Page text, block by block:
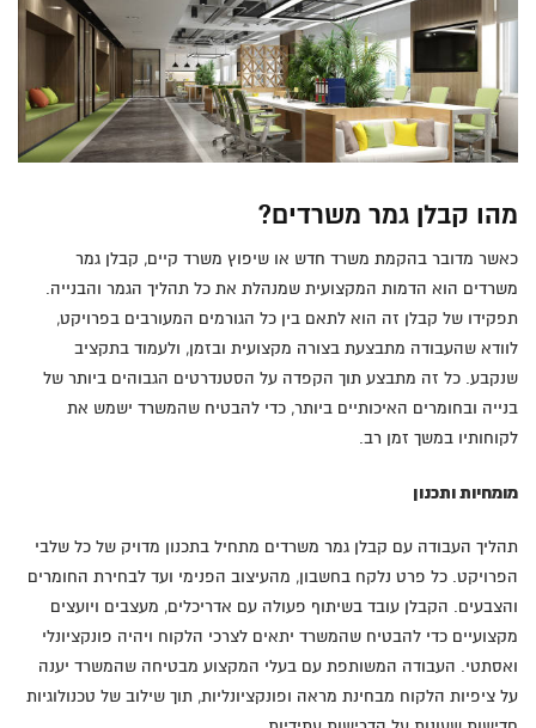
מהו קבלן גמר משרדים?
כאשר מדובר בהקמת משרד חדש או שיפוץ משרד קיים, קבלן גמר
משרדים הוא הדמות המקצועית שמנהלת את כל תהליך הגמר והבנייה.
תפקידו של קבלן זה הוא לתאם בין כל הגורמים המעורבים בפרויקט,
לוודא שהעבודה מתבצעת בצורה מקצועית ובזמן, ולעמוד בתקציב
שנקבע. כל זה מתבצע תוך הקפדה על הסטנדרטים הגבוהים ביותר של
בנייה ובחומרים האיכותיים ביותר, כדי להבטיח שהמשרד ישמש את
לקוחותיו במשך זמן רב.
מומחיות ותכנון
תהליך העבודה עם קבלן גמר משרדים מתחיל בתכנון מדויק של כל שלבי
הפרויקט. כל פרט נלקח בחשבון, מהעיצוב הפנימי ועד לבחירת החומרים
והצבעים. הקבלן עובד בשיתוף פעולה עם אדריכלים, מעצבים ויועצים
מקצועיים כדי להבטיח שהמשרד יתאים לצרכי הלקוח ויהיה פונקציונלי
ואסתטי. העבודה המשותפת עם בעלי המקצוע מבטיחה שהמשרד יענה
על ציפיות הלקוח מבחינת מראה ופונקציונליות, תוך שילוב של טכנולוגיות